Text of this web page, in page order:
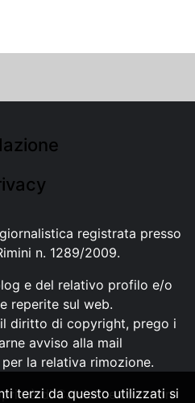
registrata presso
n. 1289/2009.
e del relativo profilo e/o
reperite sul web.
diritto di copyright, prego i
avviso alla mail
per la relativa rimozione.
di Calcioline.com non
terzi da questo utilizzati si